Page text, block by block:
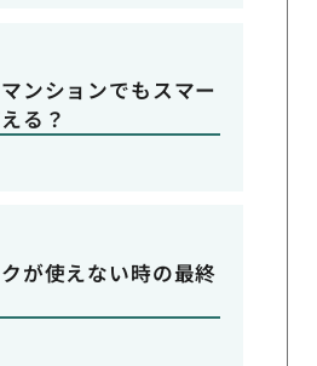
ンションでもスマー
る？
が使えない時の最終